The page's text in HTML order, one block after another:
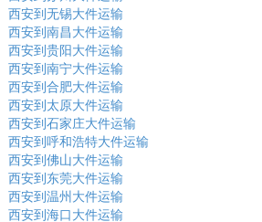
西安到无锡大件运输
西安到南昌大件运输
西安到贵阳大件运输
西安到南宁大件运输
西安到合肥大件运输
西安到太原大件运输
西安到石家庄大件运输
西安到呼和浩特大件运输
西安到佛山大件运输
西安到东莞大件运输
西安到温州大件运输
西安到海口大件运输